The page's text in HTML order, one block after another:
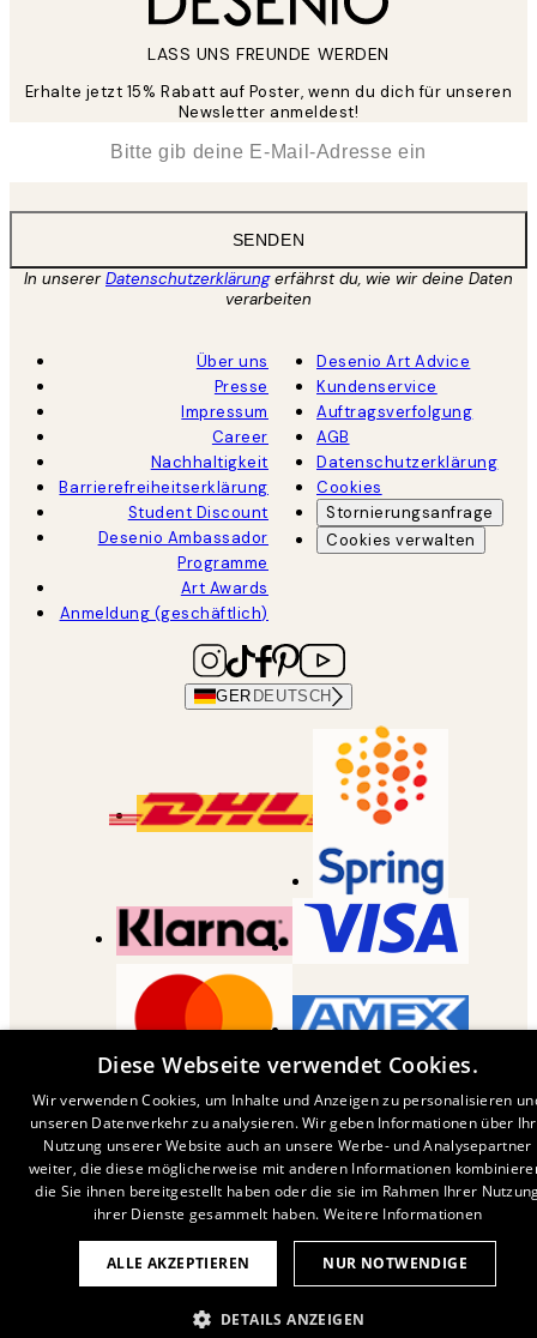
LASS UNS FREUNDE WERDEN
Erhalte jetzt 15% Rabatt auf Poster, wenn du dich für unseren
Newsletter anmeldest!
SENDEN
In unsererDatenschutzerklärungerfährst du, wie wir deine Daten
verarbeiten
Über uns
Presse
Impressum
Career
Nachhaltigkeit
Barrierefreiheitserklärung
Student Discount
Desenio Ambassador
Programme
Art Awards
Anmeldung (geschäftlich)
Desenio Art Advice
Kundenservice
Auftragsverfolgung
AGB
Datenschutzerklärung
Cookies
Stornierungsanfrage
Cookies verwalten
GER DEUTSCH
Diese Webseite verwendet Cookies.
Wir verwenden Cookies, um Inhalte und Anzeigen zu personalisieren
unseren Datenverkehr zu analysieren. Wir geben Informationen über
Nutzung unserer Website auch an unsere Werbe- und Analysepartner
weiter, die diese möglicherweise mit anderen Informationen
die Sie ihnen bereitgestellt haben oder die sie im Rahmen Ihrer
ihrer Dienste gesammelt haben. Weitere Informationen
ALLE AKZEPTIEREN NUR NOTWENDIGE
DETAILS ANZEIGEN